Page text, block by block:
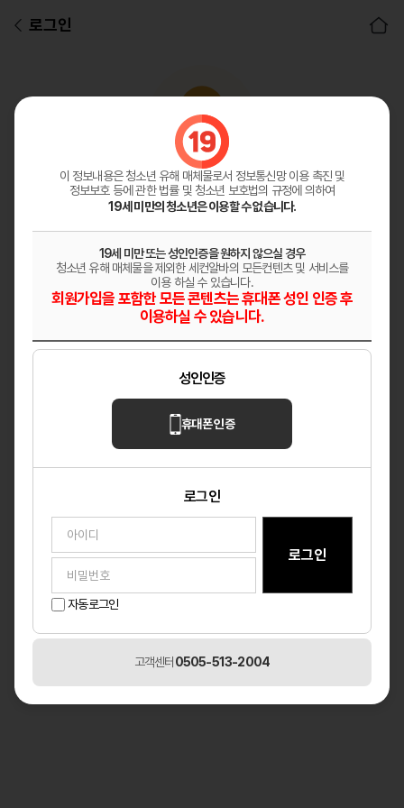
로그인
로그인
아이디
비밀번호
이 정보내용은 청소년 유해 매체물로서 정보통신망 이용 촉진 및
정보보호 등에 관한 법률 및 청소년 보호법의 규정에 의하여
19세 미만의 청소년은 이용할 수 없습니다.
19세 미만 또는 성인인증을 원하지 않으실 경우
청소년 유해 매체물을 제외한 세컨알바의 모든컨텐츠 및 서비스를
이용 하실 수 있습니다.
회원가입을 포함한 모든 콘텐츠는 휴대폰 성인 인증 후
이용하실 수 있습니다.
성인인증
휴대폰 인증
로그인
자동로그인
고객센터 0505-513-2004